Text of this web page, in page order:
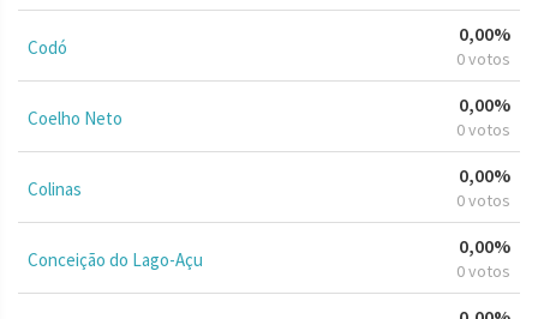
Codó
0,00%
0 votos
Coelho Neto
0,00%
0 votos
Colinas
0,00%
0 votos
Conceição do Lago-Açu
0,00%
0 votos